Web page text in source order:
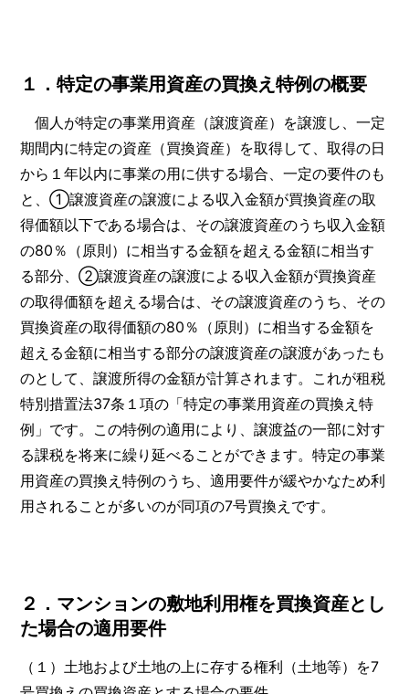
１．特定の事業用資産の買換え特例の概要
個人が特定の事業用資産（譲渡資産）を譲渡し、一定
期間内に特定の資産（買換資産）を取得して、取得の日
から１年以内に事業の用に供する場合、一定の要件のも
と、①譲渡資産の譲渡による収入金額が買換資産の取
得価額以下である場合は、その譲渡資産のうち収入金額
の80％（原則）に相当する金額を超える金額に相当す
る部分、②譲渡資産の譲渡による収入金額が買換資産
の取得価額を超える場合は、その譲渡資産のうち、その
買換資産の取得価額の80％（原則）に相当する金額を
超える金額に相当する部分の譲渡資産の譲渡があったも
のとして、譲渡所得の金額が計算されます。これが租税
特別措置法37条１項の「特定の事業用資産の買換え特
例」です。この特例の適用により、譲渡益の一部に対す
る課税を将来に繰り延べることができます。特定の事業
用資産の買換え特例のうち、適用要件が緩やかなため利
用されることが多いのが同項の7号買換えです。
２．マンションの敷地利用権を買換資産とし
た場合の適用要件
（１）土地および土地の上に存する権利（土地等）を7